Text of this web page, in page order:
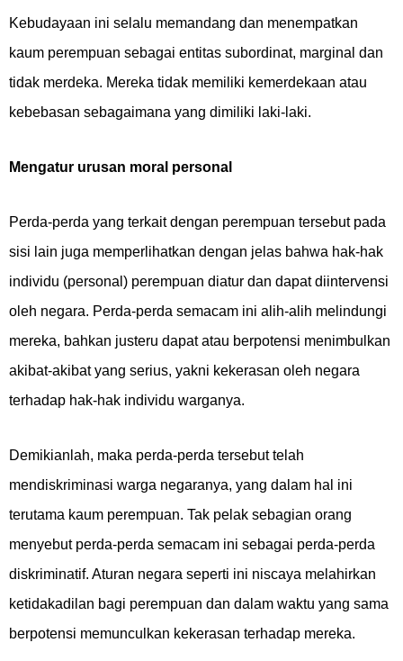
Kebudayaan ini selalu memandang dan menempatkan
kaum perempuan sebagai entitas subordinat, marginal dan
tidak merdeka. Mereka tidak memiliki kemerdekaan atau
kebebasan sebagaimana yang dimiliki laki-laki.
Mengatur urusan moral personal
Perda-perda yang terkait dengan perempuan tersebut pada
sisi lain juga memperlihatkan dengan jelas bahwa hak-hak
individu (personal) perempuan diatur dan dapat diintervensi
oleh negara. Perda-perda semacam ini alih-alih melindungi
mereka, bahkan justeru dapat atau berpotensi menimbulkan
akibat-akibat yang serius, yakni kekerasan oleh negara
terhadap hak-hak individu warganya.
Demikianlah, maka perda-perda tersebut telah
mendiskriminasi warga negaranya, yang dalam hal ini
terutama kaum perempuan. Tak pelak sebagian orang
menyebut perda-perda semacam ini sebagai perda-perda
diskriminatif. Aturan negara seperti ini niscaya melahirkan
ketidakadilan bagi perempuan dan dalam waktu yang sama
berpotensi memunculkan kekerasan terhadap mereka.